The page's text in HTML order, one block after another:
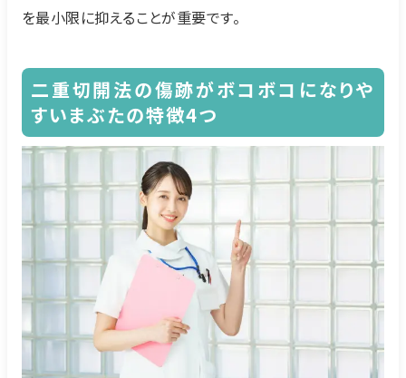
を最小限に抑えることが重要です。
二重切開法の傷跡がボコボコになりや
すいまぶたの特徴4つ